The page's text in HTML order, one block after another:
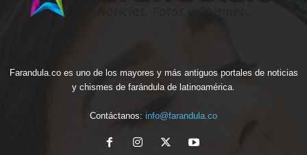
Farandula.co es uno de los mayores y más antiguos portales de noticias
y chismes de farándula de latinoamérica.
Contáctanos: info@farandula.co